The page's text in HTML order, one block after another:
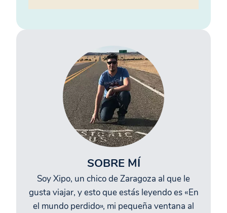
SOBRE MÍ
Soy Xipo, un chico de Zaragoza al que le
gusta viajar, y esto que estás leyendo es «En
el mundo perdido», mi pequeña ventana al